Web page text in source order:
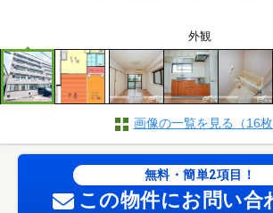
外観
画像の一覧を見る（16枚
無料・簡単2項目！
この物件にお問い合